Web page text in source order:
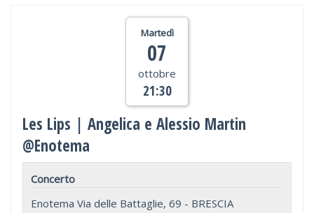
Martedì
07
ottobre
21:30
Les Lips | Angelica e Alessio Martin
@Enotema
Concerto
Enotema Via delle Battaglie, 69 - BRESCIA